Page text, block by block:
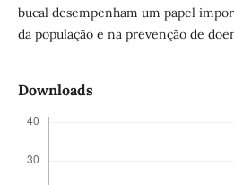
bucal desempenham um papel
da população e na prevenção de
Downloads